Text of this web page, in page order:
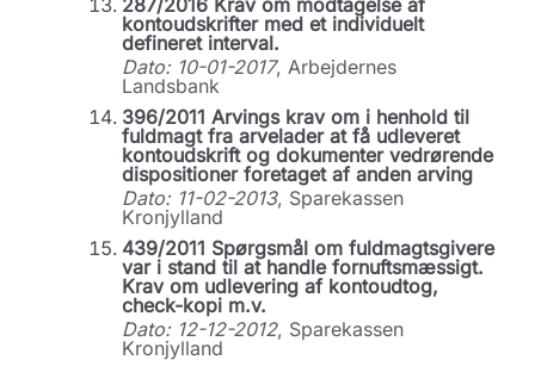
287/2016 Krav om modtagelse af
kontoudskrifter med et individuelt
defineret interval.
Dato: 10-01-2017, Arbejdernes
Landsbank
396/2011 Arvings krav om i henhold til
fuldmagt fra arvelader at få udleveret
kontoudskrift og dokumenter vedrørende
dispositioner foretaget af anden arving
Dato: 11-02-2013, Sparekassen
Kronjylland
439/2011 Spørgsmål om fuldmagtsgivere
var i stand til at handle fornuftsmæssigt.
Krav om udlevering af kontoudtog,
check-kopi m.v.
Dato: 12-12-2012, Sparekassen
Kronjylland